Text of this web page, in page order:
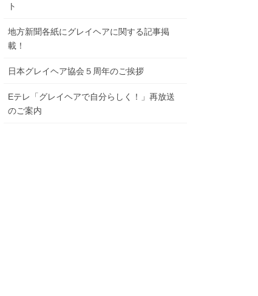
ト
地⽅新聞各紙にグレイヘアに関する記事掲
載！
⽇本グレイヘア協会５周年のご挨拶
Eテレ「グレイヘアで⾃分らしく！」再放送
のご案内